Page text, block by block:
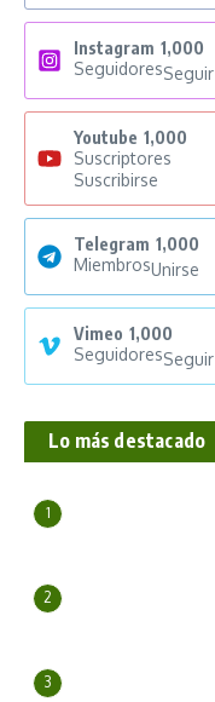
Instagram 1,000
SeguidoresSeguir
Youtube 1,000
Suscriptores
Suscribirse
Telegram 1,000
MiembrosUnirse
Vimeo 1,000
SeguidoresSeguir
Lo más destacado
1
2
3